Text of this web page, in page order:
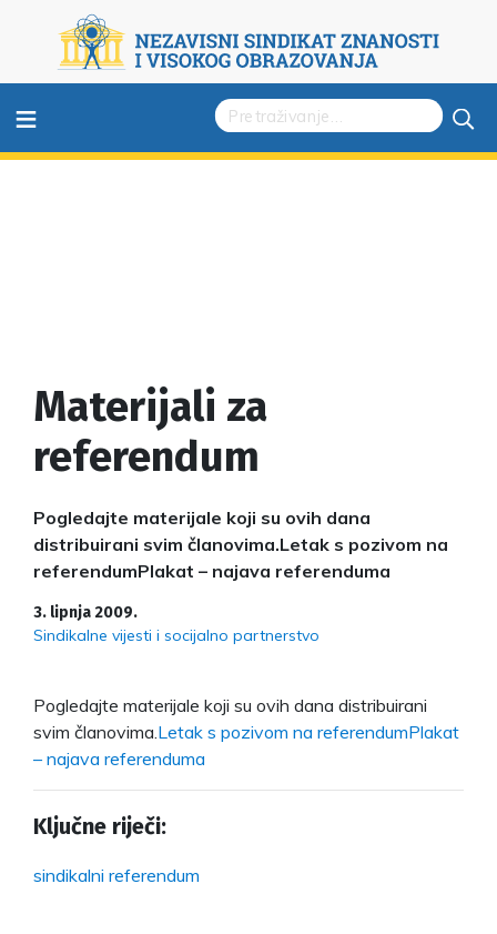
≡
Materijali za
referendum
Pogledajte materijale koji su ovih dana
distribuirani svim članovima.Letak s pozivom na
referendumPlakat – najava referenduma
3. lipnja 2009.
Sindikalne vijesti i socijalno partnerstvo
Pogledajte materijale koji su ovih dana distribuirani
svim članovima. Letak s pozivom na referendumPlakat
– najava referenduma
Ključne riječi:
sindikalni referendum